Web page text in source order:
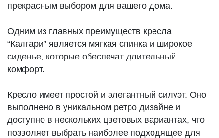
прекрасным выбором для вашего дома.
Одним из главных преимуществ кресла
“Калгари” является мягкая спинка и широкое
сиденье, которые обеспечат длительный
комфорт.
Кресло имеет простой и элегантный силуэт. Оно
выполнено в уникальном ретро дизайне и
доступно в нескольких цветовых вариантах, что
позволяет выбрать наиболее подходящее для